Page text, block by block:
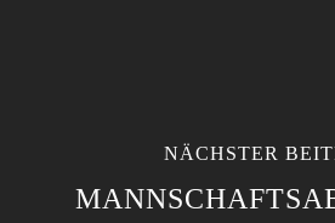
NÄCHSTER